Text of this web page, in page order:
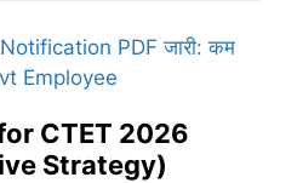
PDF जारी: कम
Employee
CTET 2026
Strategy)